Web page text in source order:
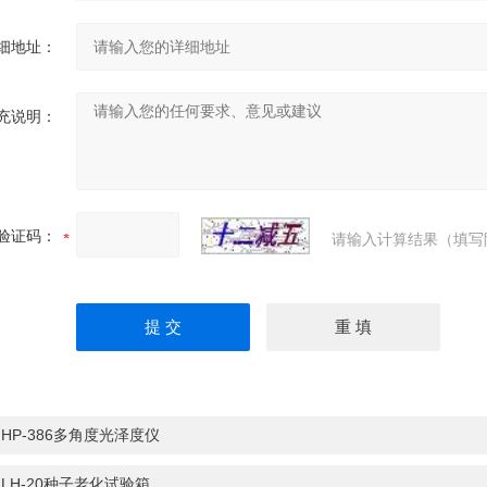
地址：
说明：
证码： 请输入计算结果（填
HP-386多角度光泽度仪